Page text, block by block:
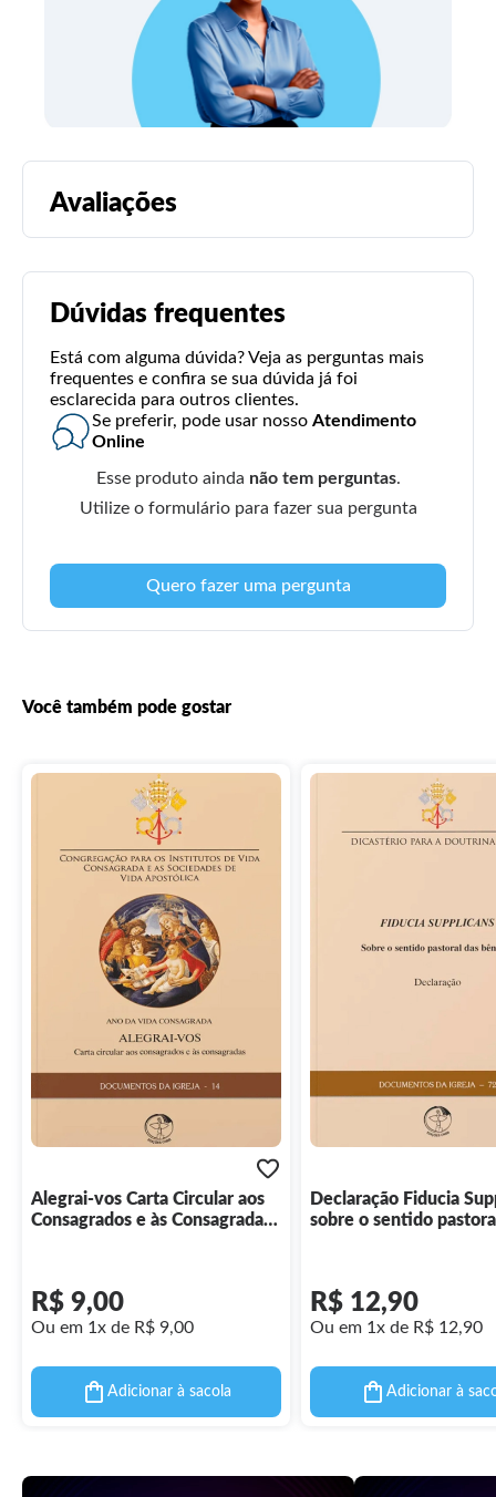
Avaliações
Dúvidas frequentes
Está com alguma dúvida? Veja as perguntas mais
frequentes e confira se sua dúvida já foi
esclarecida para outros clientes.
Se preferir, pode usar nosso Atendimento
Online
Esse produto ainda não tem perguntas.
Utilize o formulário para fazer sua pergunta
Quero fazer uma pergunta
Você também pode gostar
Alegrai-vos Carta Circular aos
Consagrados e às Consagradas
R$ 9,00
Ou em 1x de R$ 9,00
Adicionar à sacola
Declaração Fiducia
sobre o sentido
R$ 12,90
Ou em 1x de R$ 12,90
Adicionar à